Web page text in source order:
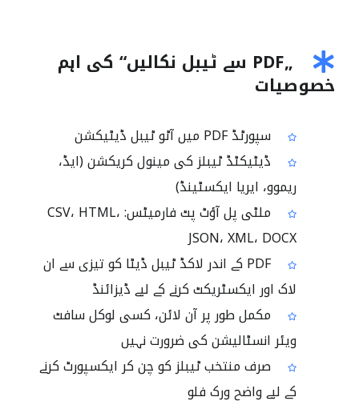
„PDF سے ٹیبل نکالیں“ کی اہم
خصوصیات
سپورٹڈ PDF میں آٹو ٹیبل ڈیٹیکشن
ڈیٹیکٹڈ ٹیبلز کی مینول کریکشن (ایڈ،
ریموو، ایریا ایکسٹینڈ)
ملٹی پل آؤٹ پٹ فارمیٹس: CSV، HTML،
JSON، XML، DOCX
PDF کے اندر لاکڈ ٹیبل ڈیٹا کو تیزی سے ان
لاک اور ایکسٹریکٹ کرنے کے لیے ڈیزائنڈ
مکمل طور پر آن لائن، کسی لوکل سافٹ
ویئر انسٹالیشن کی ضرورت نہیں
صرف منتخب ٹیبلز کو چن کر ایکسپورٹ کرنے
کے لیے واضح ورک فلو